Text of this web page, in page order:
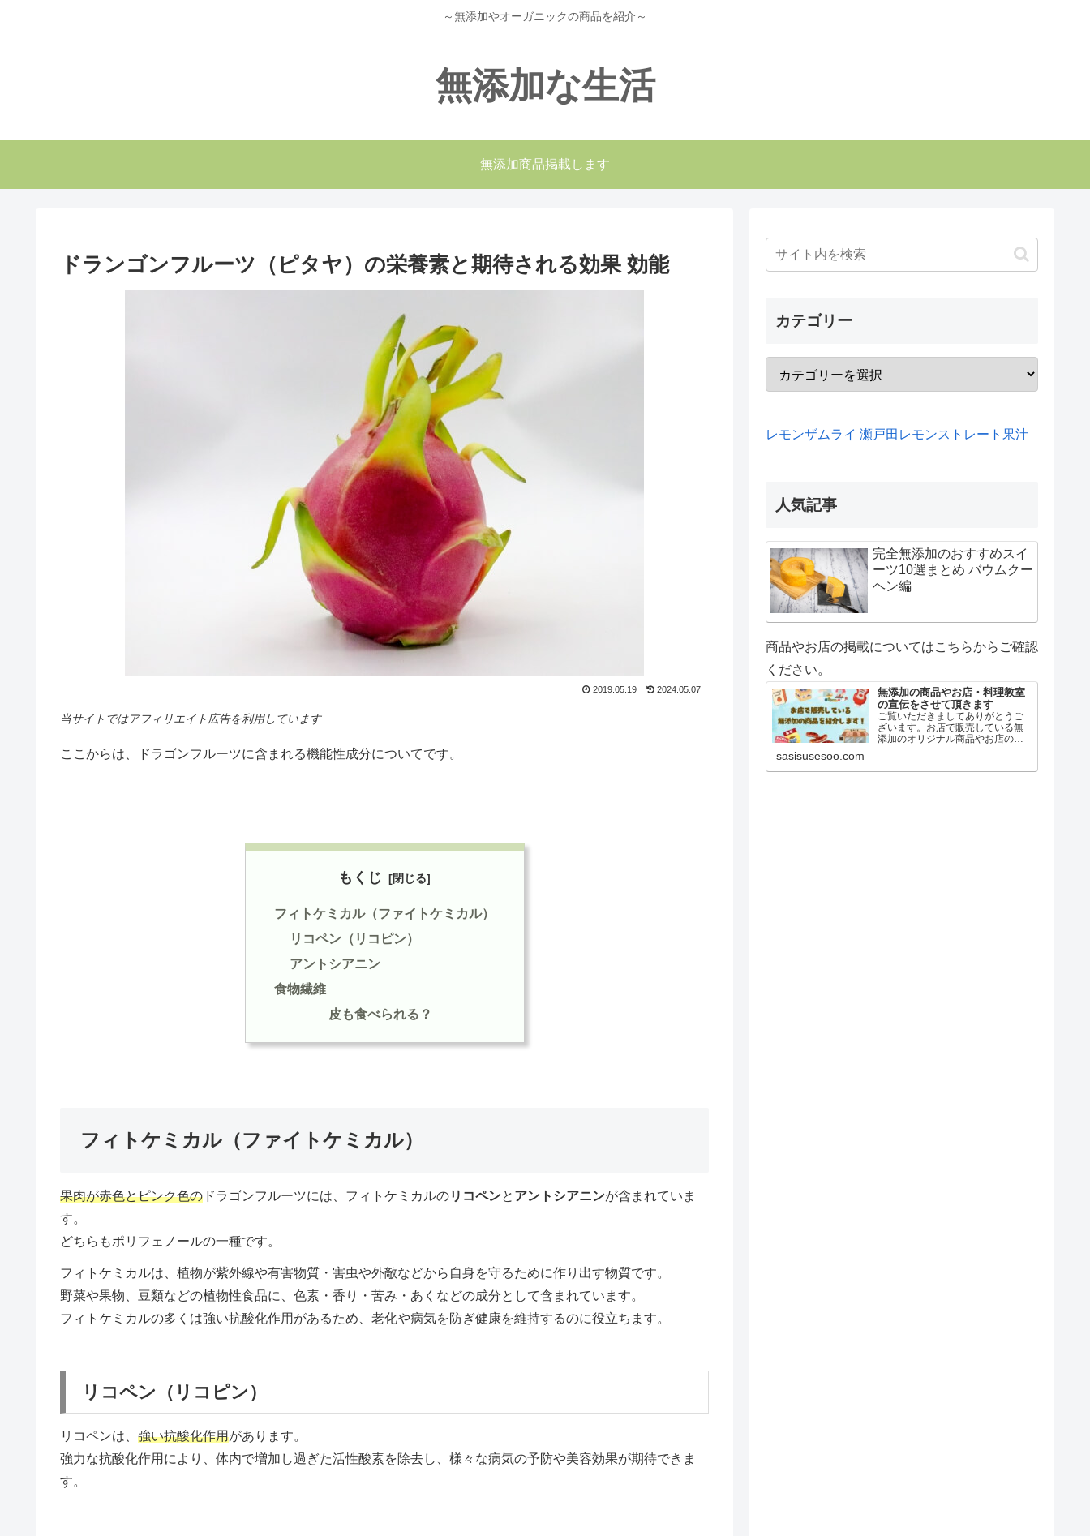
～無添加やオーガニックの商品を紹介～
無添加な生活
無添加商品掲載します
ドランゴンフルーツ（ピタヤ）の栄養素と期待される効果 効能
2019.05.19 2024.05.07
当サイトではアフィリエイト広告を利用しています
ここからは、ドラゴンフルーツに含まれる機能性成分についてです。
もくじ
フィトケミカル（ファイトケミカル）
リコペン（リコピン）
アントシアニン
食物繊維
皮も食べられる？
フィトケミカル（ファイトケミカル）
果肉が赤色とピンク色の ドラゴンフルーツには、フィトケミカルのリコペンと アントシアニンが含まれていま
す。
どちらもポリフェノールの一種です。
フィトケミカルは、植物が紫外線や有害物質・害虫や外敵などから自身を守るために作り出す物質です。
野菜や果物、豆類などの植物性食品に、色素・香り・苦み・あくなどの成分として含まれています。
フィトケミカルの多くは強い抗酸化作用があるため、老化や病気を防ぎ健康を維持するのに役立ちます。
リコペン（リコピン）
リコペンは、 強い抗酸化作用があります。
強力な抗酸化作用により、体内で増加し過ぎた活性酸素を除去し、様々な病気の予防や美容効果が期待できま
す。
カテゴリー
レモンザムライ 瀬戸田レモンストレート果汁
人気記事
完全無添加のおすすめスイ
ーツ10選まとめ バウムクー
ヘン編
商品やお店の掲載についてはこちらからご確認
ください。
無添加の商品やお店・料理教室
の宣伝をさせて頂きます
ご覧いただきましてありがとうご
ざいます。お店で販売している無
添加のオリジナル商品やお店の紹
いう方はインスタグラムのDMか
sasisusesoo.com